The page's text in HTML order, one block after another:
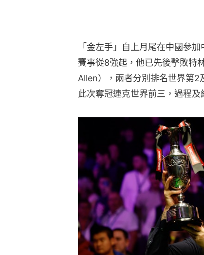
「金左手」自上月尾在中國參
賽事從8強起，他已先後擊敗特
Allen），兩者分別排名世界第2
此次奪冠連克世界前三，過程及